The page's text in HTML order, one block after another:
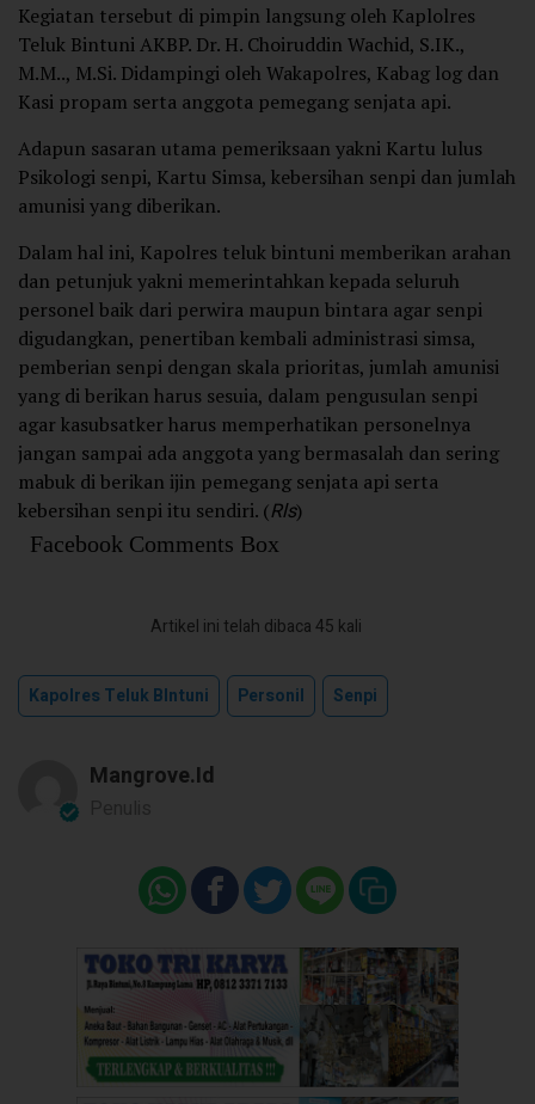
Kegiatan tersebut di pimpin langsung oleh Kaplolres
Teluk Bintuni AKBP. Dr. H. Choiruddin Wachid, S.IK.,
M.M.., M.Si. Didampingi oleh Wakapolres, Kabag log dan
Kasi propam serta anggota pemegang senjata api.
Adapun sasaran utama pemeriksaan yakni Kartu lulus
Psikologi senpi, Kartu Simsa, kebersihan senpi dan jumlah
amunisi yang diberikan.
Dalam hal ini, Kapolres teluk bintuni memberikan arahan
dan petunjuk yakni memerintahkan kepada seluruh
personel baik dari perwira maupun bintara agar senpi
digudangkan, penertiban kembali administrasi simsa,
pemberian senpi dengan skala prioritas, jumlah amunisi
yang di berikan harus sesuia, dalam pengusulan senpi
agar kasubsatker harus memperhatikan personelnya
jangan sampai ada anggota yang bermasalah dan sering
mabuk di berikan ijin pemegang senjata api serta
kebersihan senpi itu sendiri. (Rls)
Facebook Comments Box
Artikel ini telah dibaca 45 kali
Kapolres Teluk BIntuni Personil Senpi
Mangrove.id